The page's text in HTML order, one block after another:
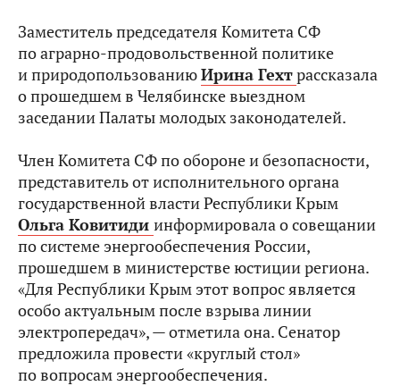
Заместитель председателя Комитета СФ
по аграрно-продовольственной политике
и природопользованиюИрина Гехтрассказала
о прошедшем в Челябинске выездном
заседании Палаты молодых законодателей.
Член Комитета СФ по обороне и безопасности,
представитель от исполнительного органа
государственной власти Республики Крым
Ольга Ковитиди информировала о совещании
по системе энергообеспечения России,
прошедшем в министерстве юстиции региона.
«Для Республики Крым этот вопрос является
особо актуальным после взрыва линии
электропередач», — отметила она. Сенатор
предложила провести «круглый стол»
по вопросам энергообеспечения.